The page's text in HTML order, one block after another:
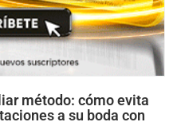
método: cómo evita
a su boda con